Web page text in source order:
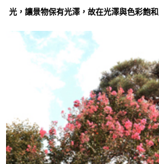
光，讓景物保有光澤，故在光澤與色彩飽